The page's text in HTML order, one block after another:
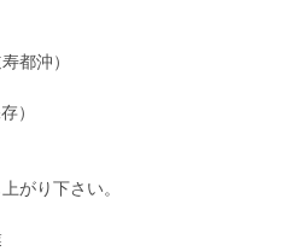
都沖）
）
がり下さい。